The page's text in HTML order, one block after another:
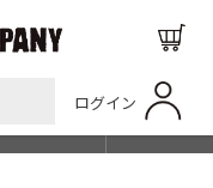
ログイン
SHOP LIST